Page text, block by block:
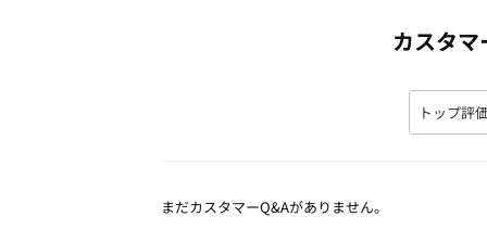
カスタ
まだカスタマーQ&Aがありません。